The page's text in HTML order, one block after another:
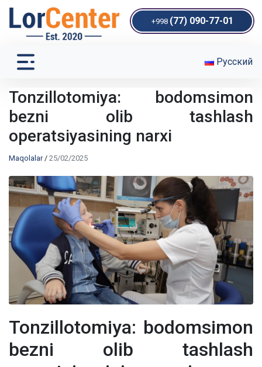
+998 (77) 090-77-01
Русский
Tonzillotomiya: bodomsimon
bezni olib tashlash
operatsiyasining narxi
Maqolalar/ 25/02/2025
Tonzillotomiya: bodomsimon
bezni olib tashlash